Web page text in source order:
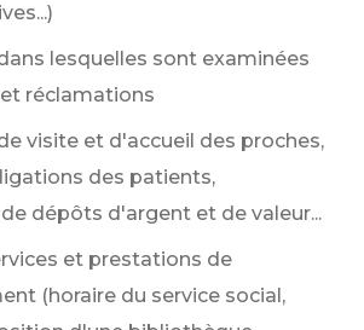
lesquelles sont examinées
réclamations
visite et d'accueil des proches,
des patients,
dépôts d'argent et de valeur...
et prestations de
(horaire du service social,